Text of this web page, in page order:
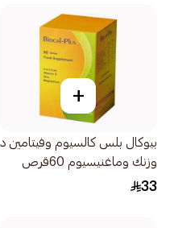
+
بيوكال بلس كالسيوم وفيتامين د
وزنك وماغنيسيوم 60قرص
33